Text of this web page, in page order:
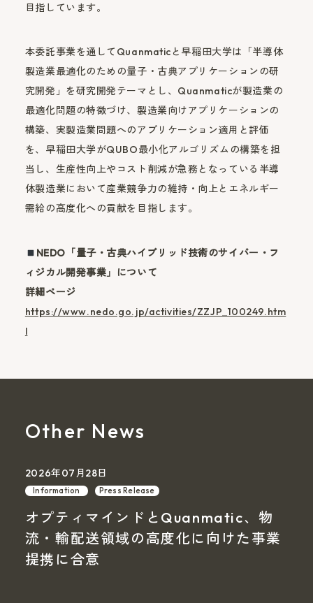
目指しています。
本委託事業を通してQuanmaticと早稲田大学は「半導体
製造業最適化のための量子・古典アプリケーションの研
究開発」を研究開発テーマとし、Quanmaticが製造業の
最適化問題の特徴づけ、製造業向けアプリケーションの
構築、実製造業問題へのアプリケーション適用と評価
を、早稲田大学がQUBO最小化アルゴリズムの構築を担
当し、生産性向上やコスト削減が急務となっている半導
体製造業において産業競争力の維持・向上とエネルギー
需給の高度化への貢献を目指します。
NEDO「量子・古典ハイブリッド技術のサイバー・フ
ィジカル開発事業」について
詳細ページ
https://www.nedo.go.jp/activities/ZZJP_100249.htm
l
Other News
2026年07月28日
Information Press Release
オプティマインドとQuanmatic、物
流・輸配送領域の高度化に向けた事業
提携に合意